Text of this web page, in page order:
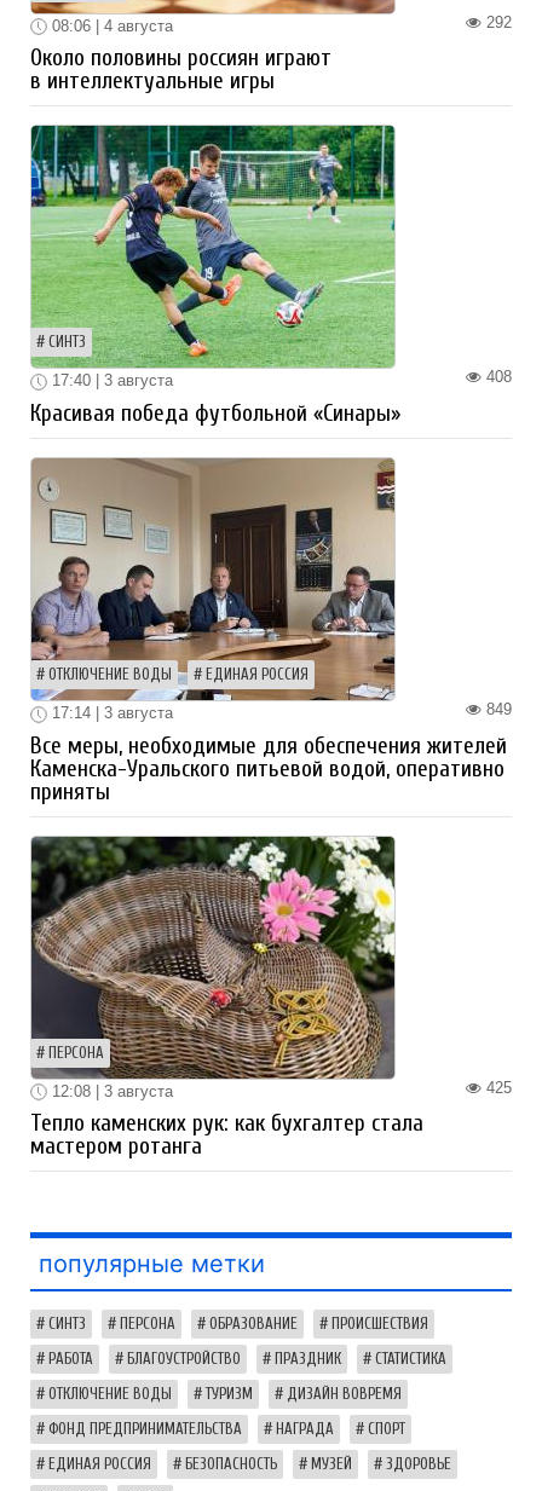
292
08:06 | 4 августа
Около половины россиян играют
в интеллектуальные игры
СИНТЗ
408
17:40 | 3 августа
Красивая победа футбольной «Синары»
ОТКЛЮЧЕНИЕ ВОДЫ ЕДИНАЯ РОССИЯ
849
17:14 | 3 августа
Все меры, необходимые для обеспечения жителей
Каменска-Уральского питьевой водой, оперативно
приняты
ПЕРСОНА
425
12:08 | 3 августа
Тепло каменских рук: как бухгалтер стала
мастером ротанга
популярные метки
СИНТЗ ПЕРСОНА ОБРАЗОВАНИЕ ПРОИСШЕСТВИЯ
РАБОТА БЛАГОУСТРОЙСТВО ПРАЗДНИК СТАТИСТИКА
ОТКЛЮЧЕНИЕ ВОДЫ ТУРИЗМ ДИЗАЙН ВОВРЕМЯ
ФОНД ПРЕДПРИНИМАТЕЛЬСТВА НАГРАДА СПОРТ
ЕДИНАЯ РОССИЯ БЕЗОПАСНОСТЬ МУЗЕЙ ЗДОРОВЬЕ